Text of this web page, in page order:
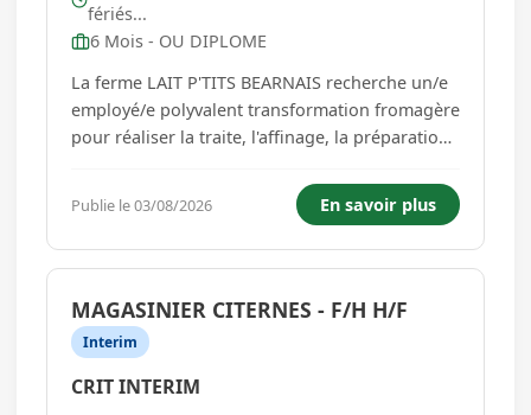
fériés...
6 Mois - OU DIPLOME
La ferme LAIT P'TITS BEARNAIS recherche un/e
employé/e polyvalent transformation fromagère
pour réaliser la traite, l'affinage, la préparation
travail (en nombre de jours) : entre 3 et 5 jours
Horaires de travail : 7h30 12h - 14h30 18h...
Publie le 03/08/2026 En savoir plus
MAGASINIER CITERNES - F/H H/F
Interim
CRIT INTERIM